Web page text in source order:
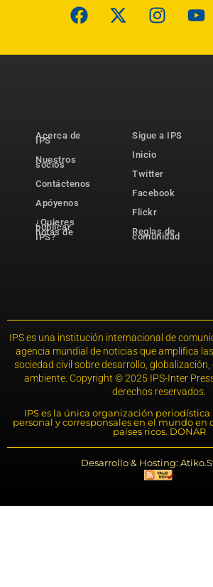
Acerca de
IPS
Nuestros
socios
Contáctenos
Apóyenos
¿Quieres
publicar
notas de
IPS?
Sigue a IPS
Inicio
Twitter
Facebook
Flickr
Reglas de
comunidad
IPS es una institución internacional de
agencia mundial de noticias que amplifica
sociedad civil sobre desarrollo,
ambiente. Copyright © 2025 IPS-Inter
derechos reservados.
IPS es la única organización
personal y corresponsales en el mundo en
países ricos. DONAR
Desarrollo & Hosting: